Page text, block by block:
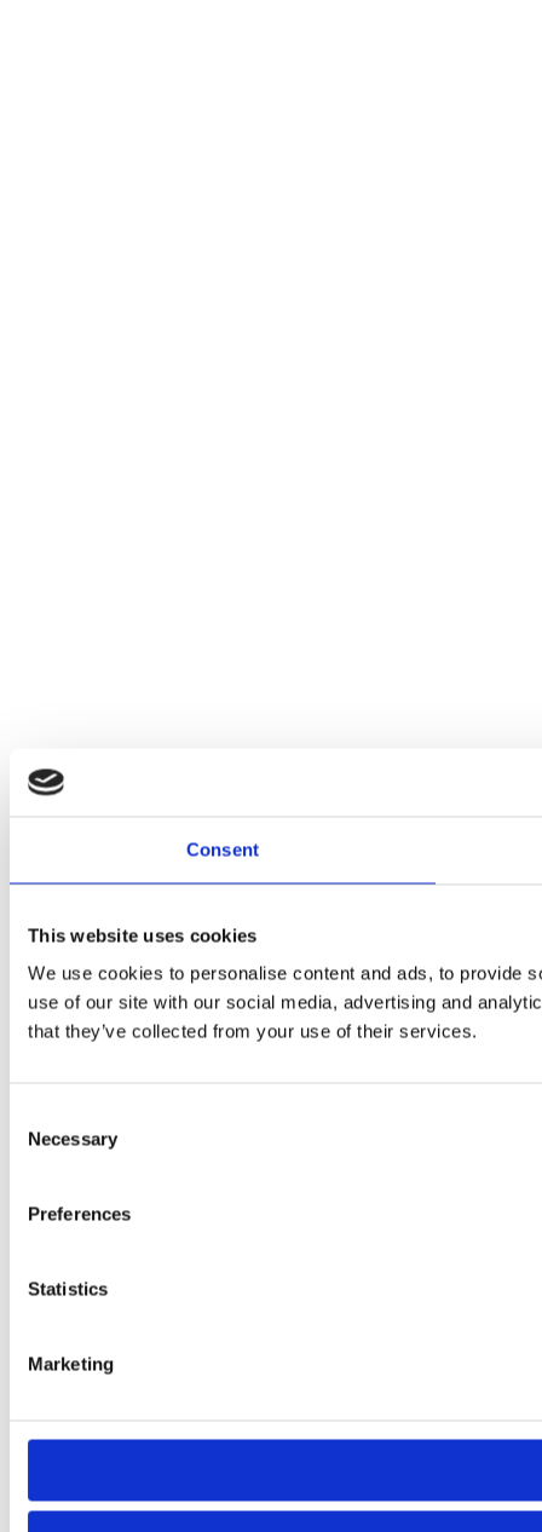
Consent
This website uses cookies
We use cookies to personalise content and ads, to provide
use of our site with our social media, advertising and
that they’ve collected from your use of their services.
Selection
Necessary
Preferences
Statistics
Marketing